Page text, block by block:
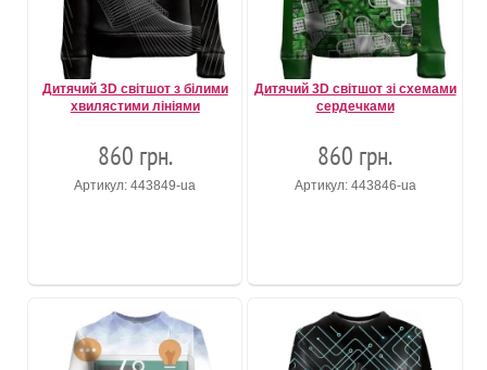
Дитячий 3D світшот з білими
хвилястими лініями
860 грн.
Артикул: 443849-ua
Дитячий 3D світшот зі схемами
сердечками
860 грн.
Артикул: 443846-ua